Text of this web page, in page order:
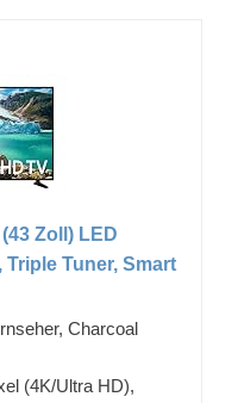
Zoll) LED
Triple Tuner, Smart
Charcoal
(4K/Ultra HD),